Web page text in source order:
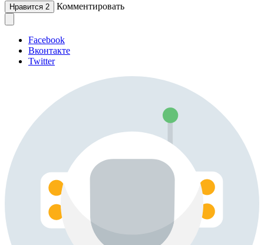
Нравится 2 Комментировать
Facebook
Вконтакте
Twitter